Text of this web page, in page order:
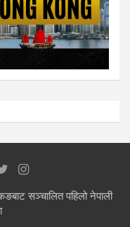
सञ्चालित पहिलो नेपाली